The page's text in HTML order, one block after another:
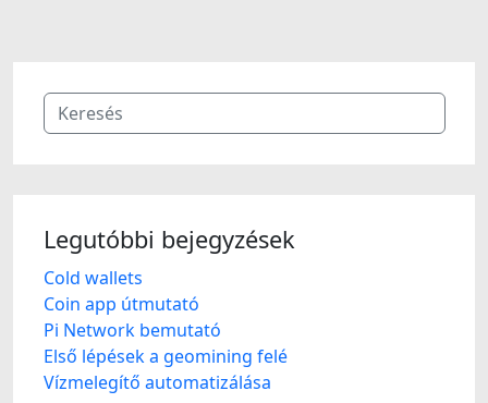
Legutóbbi bejegyzések
Cold wallets
Coin app útmutató
Pi Network bemutató
Első lépések a geomining felé
Vízmelegítő automatizálása